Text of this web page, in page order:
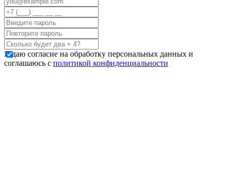
Я даю согласие на обработку персональных данных и
соглашаюсь с политикой конфиденциальности